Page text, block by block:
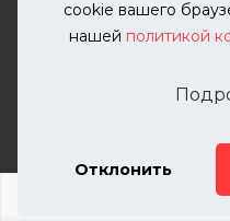
cookie вашего
нашей политикой
Отклонить
2026 © KUTUZOVV |
автомобилей. Вся
разрешения
Телефон: